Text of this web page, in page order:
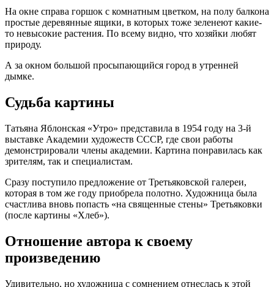
На окне справа горшок с комнатным цветком, на полу балкона
простые деревянные ящики, в которых тоже зеленеют какие-
то невысокие растения. По всему видно, что хозяйки любят
природу.
А за окном большой просыпающийся город в утренней
дымке.
Судьба картины
Татьяна Яблонская «Утро» представила в 1954 году на 3-й
выставке Академии художеств СССР, где свои работы
демонстрировали члены академии. Картина понравилась как
зрителям, так и специалистам.
Сразу поступило предложение от Третьяковской галереи,
которая в том же году приобрела полотно. Художница была
счастлива вновь попасть «на священные стены» Третьяковки
(после картины «Хлеб»).
Отношение автора к своему
произведению
Удивительно, но художница с сомнением отнеслась к этой